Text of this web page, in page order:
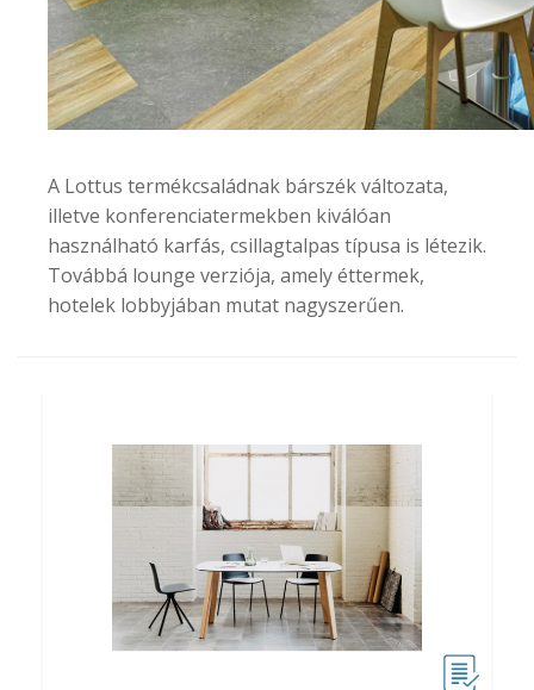
A Lottus termékcsaládnak bárszék változata,
illetve konferenciatermekben kiválóan
használható karfás, csillagtalpas típusa is létezik.
Továbbá lounge verziója, amely éttermek,
hotelek lobbyjában mutat nagyszerűen.